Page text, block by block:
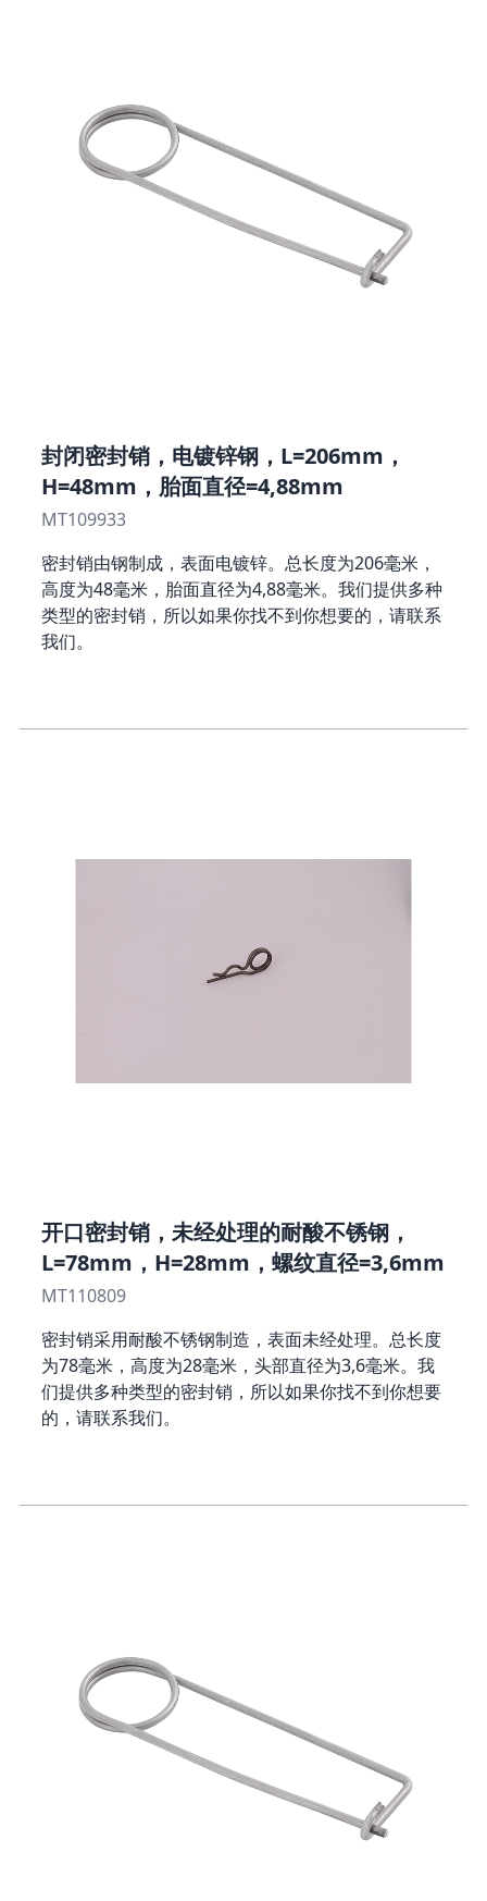
封闭密封销，电镀锌钢，L=206mm，
H=48mm，胎面直径=4,88mm
MT109933
密封销由钢制成，表面电镀锌。总长度为206毫米，
高度为48毫米，胎面直径为4,88毫米。我们提供多种
类型的密封销，所以如果你找不到你想要的，请联系
我们。
开口密封销，未经处理的耐酸不锈钢，
L=78mm，H=28mm，螺纹直径=3,6mm
MT110809
密封销采用耐酸不锈钢制造，表面未经处理。总长度
为78毫米，高度为28毫米，头部直径为3,6毫米。我
们提供多种类型的密封销，所以如果你找不到你想要
的，请联系我们。